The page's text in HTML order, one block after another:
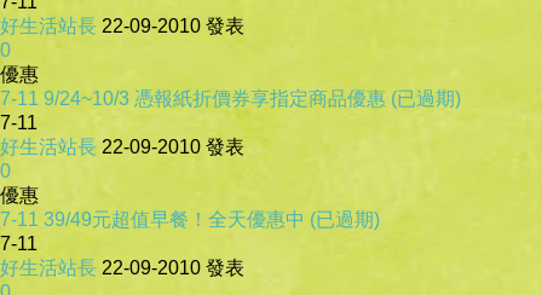
好生活站長 22-09-2010 發表
0
優惠
7-11 9/24~10/3 憑報紙折價券享指定商品優惠 (已過期)
7-11
好生活站長 22-09-2010 發表
0
優惠
7-11 39/49元超值早餐！全天優惠中 (已過期)
7-11
好生活站長 22-09-2010 發表